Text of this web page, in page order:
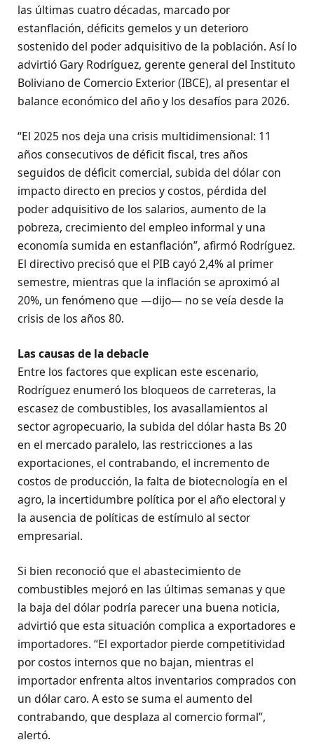
las últimas cuatro décadas, marcado por
estanflación, déficits gemelos y un deterioro
sostenido del poder adquisitivo de la población. Así lo
advirtió Gary Rodríguez, gerente general del Instituto
Boliviano de Comercio Exterior (IBCE), al presentar el
balance económico del año y los desafíos para 2026.
“El 2025 nos deja una crisis multidimensional: 11
años consecutivos de déficit fiscal, tres años
seguidos de déficit comercial, subida del dólar con
impacto directo en precios y costos, pérdida del
poder adquisitivo de los salarios, aumento de la
pobreza, crecimiento del empleo informal y una
economía sumida en estanflación”, afirmó Rodríguez.
El directivo precisó que el PIB cayó 2,4% al primer
semestre, mientras que la inflación se aproximó al
20%, un fenómeno que —dijo— no se veía desde la
crisis de los años 80.
Las causas de la debacle
Entre los factores que explican este escenario,
Rodríguez enumeró los bloqueos de carreteras, la
escasez de combustibles, los avasallamientos al
sector agropecuario, la subida del dólar hasta Bs 20
en el mercado paralelo, las restricciones a las
exportaciones, el contrabando, el incremento de
costos de producción, la falta de biotecnología en el
agro, la incertidumbre política por el año electoral y
la ausencia de políticas de estímulo al sector
empresarial.
Si bien reconoció que el abastecimiento de
combustibles mejoró en las últimas semanas y que
la baja del dólar podría parecer una buena noticia,
advirtió que esta situación complica a exportadores e
importadores. “El exportador pierde competitividad
por costos internos que no bajan, mientras el
importador enfrenta altos inventarios comprados con
un dólar caro. A esto se suma el aumento del
contrabando, que desplaza al comercio formal”,
alertó.